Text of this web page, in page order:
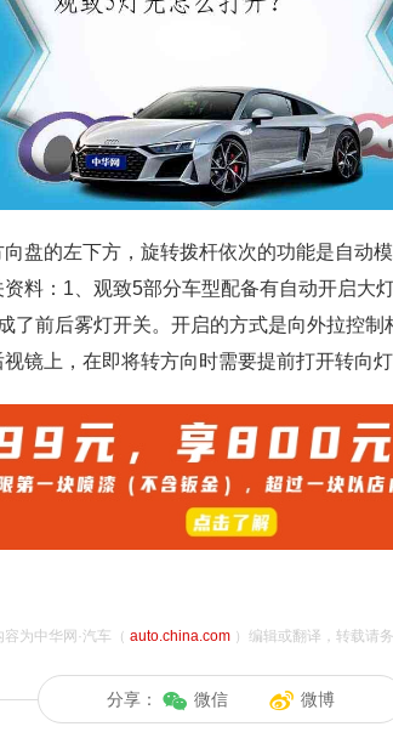
盘的左下方，旋转拨杆依次的功能是自动
料：1、观致5部分车型配备有自动开启大
了前后雾灯开关。开启的方式是向外拉控
镜上，在即将转方向时需要提前打开转向灯
容为中华网·汽车（ auto.china.com）编辑或翻译，转载请务
分享： 微信 微博